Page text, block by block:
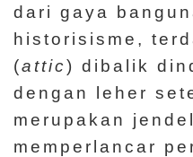
dari gaya
historisisme,
(attic) dibalik
dengan leher
merupakan
memperlancar